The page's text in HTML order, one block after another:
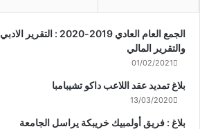
الجمع العام العادي 2019-2020 : التقرير الادبي
والتقرير المالي
01/02/2021
بلاغ تمديد عقد اللاعب داكو تشيبامبا
13/03/2020
بلاغ : فريق أولمبيك خريبكة يراسل الجامعة